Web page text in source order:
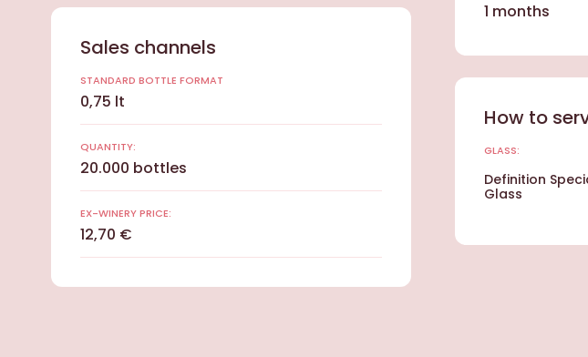
1 months
How to
GLASS:
Definition
Glass
Sales channels
STANDARD BOTTLE FORMAT
0,75 lt
QUANTITY:
20.000 bottles
EX-WINERY PRICE:
12,70 €